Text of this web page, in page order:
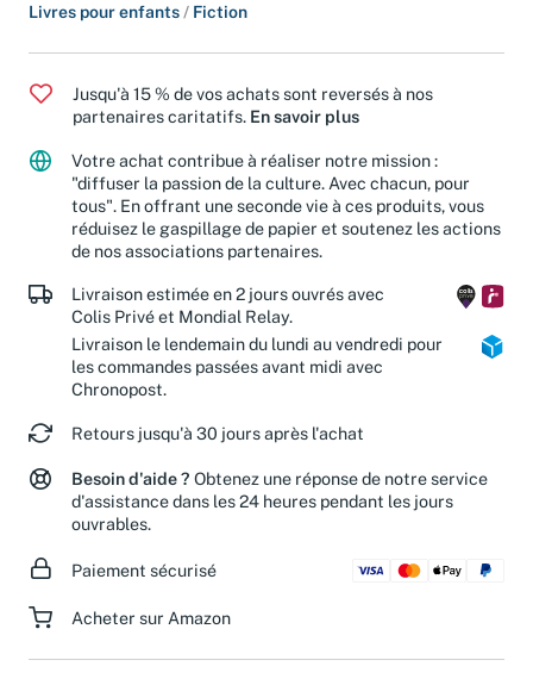
Livres pour enfants / Fiction
Jusqu'à 15 % de vos achats sont reversés à nos
partenaires caritatifs. En savoir plus
Votre achat contribue à réaliser notre mission :
"diffuser la passion de la culture. Avec chacun, pour
tous". En offrant une seconde vie à ces produits, vous
réduisez le gaspillage de papier et soutenez les actions
de nos associations partenaires.
Livraison estimée en 2 jours ouvrés avec
Colis Privé et Mondial Relay.
Livraison le lendemain du lundi au vendredi pour
les commandes passées avant midi avec
Chronopost.
Retours jusqu'à 30 jours après l'achat
Besoin d'aide ? Obtenez une réponse de notre service
d'assistance dans les 24 heures pendant les jours
ouvrables.
Paiement sécurisé
Acheter sur Amazon